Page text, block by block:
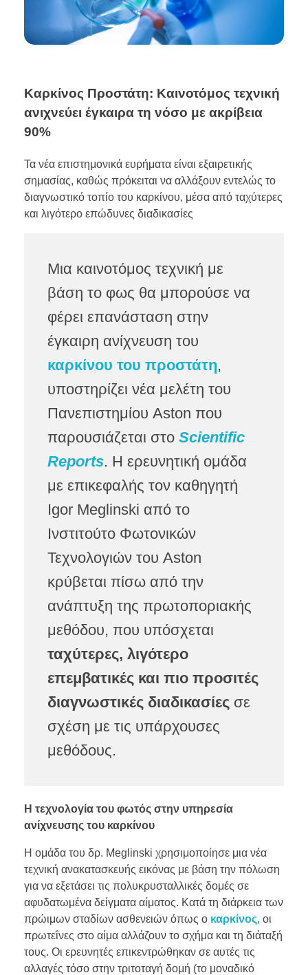
Καρκίνος Προστάτη: Καινοτόμος τεχνική
ανιχνεύει έγκαιρα τη νόσο με ακρίβεια
90%
Τα νέα επιστημονικά ευρήματα είναι εξαιρετικής
σημασίας, καθώς πρόκειται να αλλάξουν εντελώς το
διαγνωστικό τοπίο του καρκίνου, μέσα από ταχύτερες
και λιγότερο επώδυνες διαδικασίες
Μια καινοτόμος τεχνική με
βάση το φως θα μπορούσε να
φέρει επανάσταση στην
έγκαιρη ανίχνευση του
καρκίνου του προστάτη,
υποστηρίζει νέα μελέτη του
Πανεπιστημίου Aston που
παρουσιάζεται στο Scientific
Reports. Η ερευνητική ομάδα
με επικεφαλής τον καθηγητή
Igor Meglinski από το
Ινστιτούτο Φωτονικών
Τεχνολογιών του Aston
κρύβεται πίσω από την
ανάπτυξη της πρωτοποριακής
μεθόδου, που υπόσχεται
ταχύτερες, λιγότερο
επεμβατικές και πιο προσιτές
διαγνωστικές διαδικασίεςσε
σχέση με τις υπάρχουσες
μεθόδους.
Η τεχνολογία του φωτός στην υπηρεσία
ανίχνευσης του καρκίνου
Η ομάδα του δρ. Meglinski χρησιμοποίησε μια νέα
τεχνική ανακατασκευής εικόνας με βάση την πόλωση
για να εξετάσει τις πολυκρυσταλλικές δομές σε
αφυδατωμένα δείγματα αίματος. Κατά τη διάρκεια των
πρώιμων σταδίων ασθενειών όπως ο καρκίνος, οι
πρωτεΐνες στο αίμα αλλάζουν το σχήμα και τη διάταξή
τους. Οι ερευνητές επικεντρώθηκαν σε αυτές τις
αλλαγές τόσο στην τριτοταγή δομή (το μοναδικό